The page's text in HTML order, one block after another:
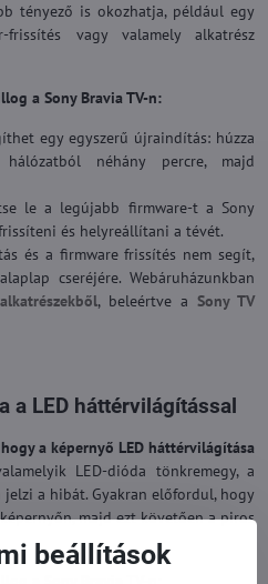
tényező is okozhatja, például egy
frissítés vagy valamely alkatrész
a Sony Bravia TV-n:
egy egyszerű újraindítás: húzza
néhány percre, majd
le a legújabb firmware-t a Sony
és helyreállítani a tévét.
és a firmware frissítés nem segít,
cseréjére. Webáruházunkban
, beleértve a Sony TV
a LED háttérvilágítással
a képernyő LED háttérvilágítása
LED-dióda tönkremegy, a
a hibát. Gyakran előfordul, hogy
majd ezt követően a piros
beállítások